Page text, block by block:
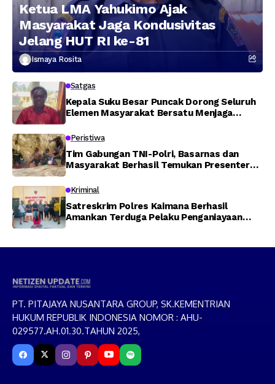
Ketua LMA Yahukimo Ajak
Masyarakat Jaga Kondusivitas
Jelang HUT RI ke-81
Ismaya Rosita
Satgas
Kepala Suku Besar Puncak Dorong Seluruh
Elemen Masyarakat Bersatu Menjaga
Peristiwa
Tim Gabungan TNI-Polri, Basarnas dan
Masyarakat Berhasil Temukan Presenter
Memti
Kriminal
Satreskrim Polres Kaimana Berhasil
Amankan Terduga Pelaku Penganiayaan
PT. PITAJAYA NUSANTARA GROUP, SK.KEMENTRIAN
HUKUM REPUBLIK INDONESIA NOMOR : AHU-
029577.AH.01.30.TAHUN 2025,